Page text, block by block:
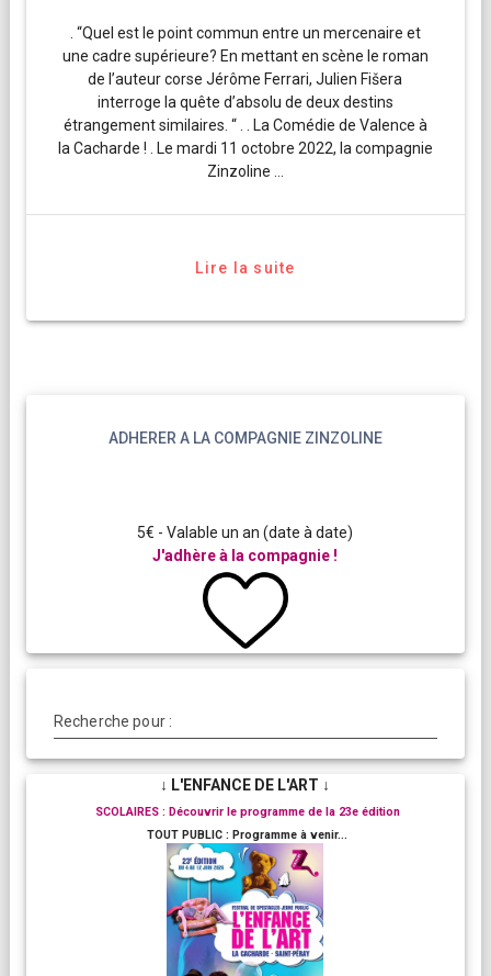
. “Quel est le point commun entre un mercenaire et
une cadre supérieure? En mettant en scène le roman
de l’auteur corse Jérôme Ferrari, Julien Fišera
interroge la quête d’absolu de deux destins
étrangement similaires. “ . . La Comédie de Valence à
la Cacharde ! . Le mardi 11 octobre 2022, la compagnie
Zinzoline …
Lire la suite
ADHERER A LA COMPAGNIE ZINZOLINE
5€ - Valable un an (date à date)
J'adhère à la compagnie !
Recherche pour :
↓ L'ENFANCE DE L'ART ↓
SCOLAIRES : Découvrir le programme de la 23e édition
TOUT PUBLIC : Programme à venir...